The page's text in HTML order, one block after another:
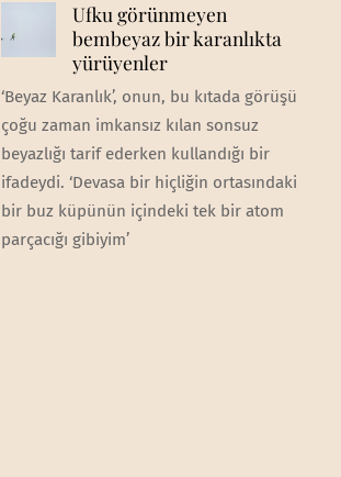
Ufku görünmeyen
bembeyaz bir karanlıkta
yürüyenler
‘Beyaz Karanlık’, onun, bu kıtada görüşü
çoğu zaman imkansız kılan sonsuz
beyazlığı tarif ederken kullandığı bir
ifadeydi. ‘Devasa bir hiçliğin ortasındaki
bir buz küpünün içindeki tek bir atom
parçacığı gibiyim’